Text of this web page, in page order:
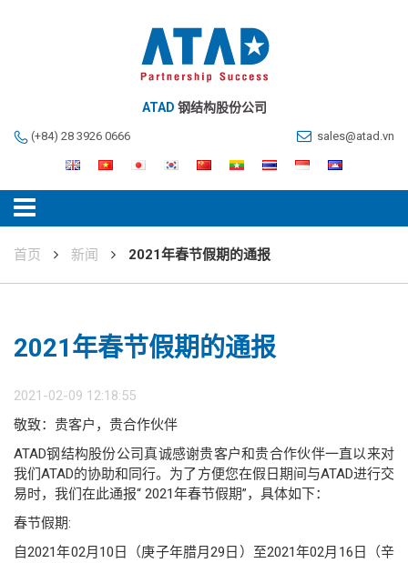
ATAD 钢结构股份公司
(+84) 28 3926 0666 sales@atad.vn
首页 新闻 2021年春节假期的通报
2021年春节假期的通报
2021-02-09 12:18:55
敬致：贵客户，贵合作伙伴
ATAD钢结构股份公司真诚感谢贵客户和贵合作伙伴一直以来对
我们ATAD的协助和同行。为了方便您在假日期间与ATAD进行交
易时，我们在此通报“ 2021年春节假期”，具体如下：
春节假期:
自2021年02月10日（庚子年腊月29日）至2021年02月16日（辛